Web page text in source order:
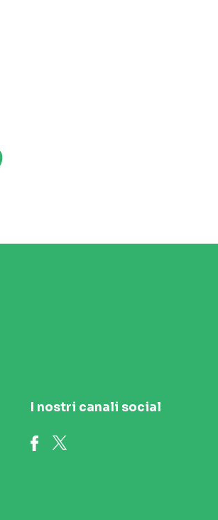
I nostri canali social